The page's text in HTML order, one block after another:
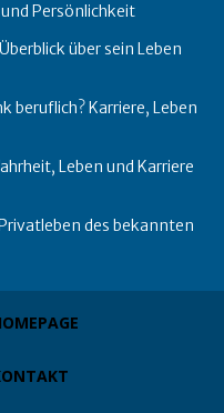
Persönlichkeit
über sein Leben
beruflich? Karriere, Leben
Leben und Karriere
des bekannten